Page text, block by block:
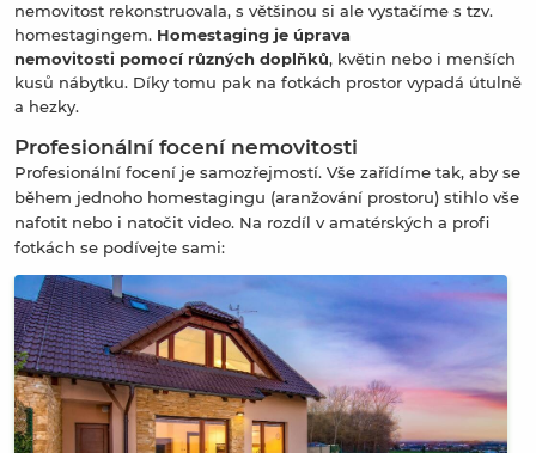
nemovitost rekonstruovala, s většinou si ale vystačíme s tzv.
homestagingem. Homestaging je úprava
nemovitosti pomocí různých doplňků, květin nebo i menších
kusů nábytku. Díky tomu pak na fotkách prostor vypadá útulně
a hezky.
Profesionální focení nemovitosti
Profesionální focení je samozřejmostí. Vše zařídíme tak, aby se
během jednoho homestagingu (aranžování prostoru) stihlo vše
nafotit nebo i natočit video. Na rozdíl v amatérských a profi
fotkách se podívejte sami: